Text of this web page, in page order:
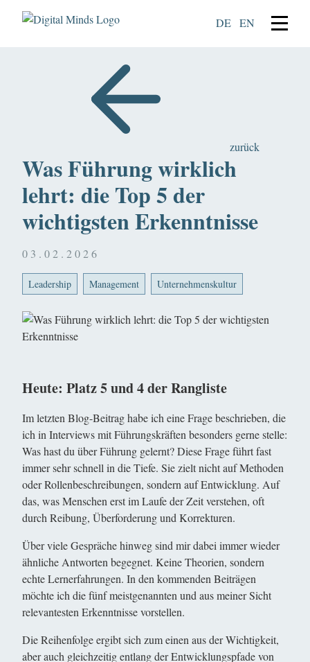
DE EN
zurück
Was Führung wirklich
lehrt: die Top 5 der
wichtigsten Erkenntnisse
03.02.2026
Leadership Management Unternehmenskultur
Heute: Platz 5 und 4 der Rangliste
Im letzten Blog-Beitrag habe ich eine Frage beschrieben, die
ich in Interviews mit Führungskräften besonders gerne stelle:
Was hast du über Führung gelernt? Diese Frage führt fast
immer sehr schnell in die Tiefe. Sie zielt nicht auf Methoden
oder Rollenbeschreibungen, sondern auf Entwicklung. Auf
das, was Menschen erst im Laufe der Zeit verstehen, oft
durch Reibung, Überforderung und Korrekturen.
Über viele Gespräche hinweg sind mir dabei immer wieder
ähnliche Antworten begegnet. Keine Theorien, sondern
echte Lernerfahrungen. In den kommenden Beiträgen
möchte ich die fünf meistgenannten und aus meiner Sicht
relevantesten Erkenntnisse vorstellen.
Die Reihenfolge ergibt sich zum einen aus der Wichtigkeit,
aber auch gleichzeitig entlang der Entwicklungspfade von